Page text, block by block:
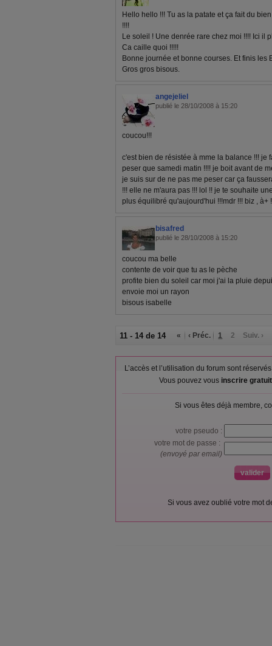
Hello hello !!! Tu as la patate et ça fait du
!!!!
Le soleil ! Une denrée rare chez moi !!!! Ici il
Ca caille quoi !!!!!
Bonne journée et bonne courses. Et finis les
Gros gros bisous.
angejeliel
publié le 28/10/2008 à 15:20
coucou!!!
c'est bien de résistée à mme la balance !!! je
peser que samedi matin !!!! je boit avant de
je suis sur de ne pas me peser car ça
!!! elle ne m'aura pas !!! lol !! je te souhaite
plus équilibré qu'aujourd'hui !!!mdr !!! biz , à+
bisafred
publié le 28/10/2008 à 15:20
coucou ma belle
contente de voir que tu as le pèche
profite bien du soleil car moi j'ai la pluie
envoie moi un rayon
bisous isabelle
11 - 14 de 14 « ‹ Préc. 1 2 Suiv. ›
L’accès et l’utilisation du forum sont
Vous pouvez vous inscrire
Si vous êtes déjà membre,
votre pseudo :
votre mot de passe :
(envoyé par email)
Si vous avez oublié votre mot